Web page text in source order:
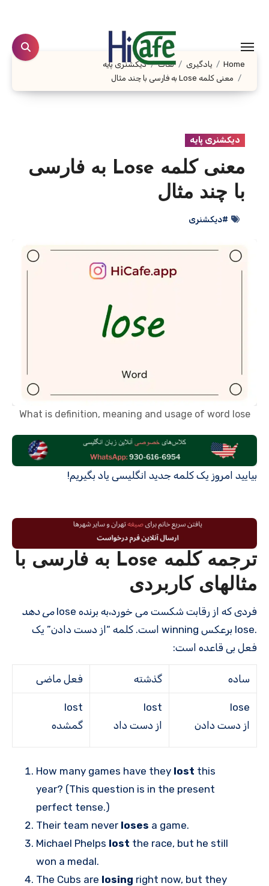
content
Home یادگیری لغات
دیکشنری پایه
معنی کلمه Lose به فارسی با چند مثال
دیکشنری پایه
معنی کلمه Lose به فارسی
با چند مثال
#دیکشنری
What is definition, meaning and usage of word lose
بیایید امروز یک کلمه جدید انگلیسی یاد بگیریم!
ترجمه کلمه Lose به فارسی با
مثالهای کاربردی
فردی که از رقابت شکست می خورد،به برنده lose
می دهد
.lose برعکس winning است. کلمه “از دست دادن” یک
فعل بی قاعده است:
ساده گذشته فعل ماضی
lose
از دست دادن
lost
از دست داد
lost
گمشده
How many games have they lost this
year? (This question is in the present
perfect tense.)
Their team never loses a game.
Michael Phelps lost the race, but he still
won a medal.
The Cubs are losing right now, but they